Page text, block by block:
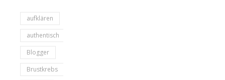
aufklären
authentisch
Blogger
Brustkrebs